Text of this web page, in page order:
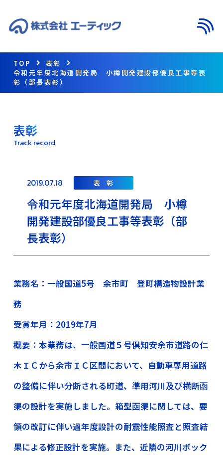
TOP
表彰
令和元年度北海道開発局 小樽開発建設部優良工事等表
彰（部長表彰）
表彰
Track record
2019.07.18 表 彰
令和元年度北海道開発局 小樽
開発建設部優良工事等表彰（部
長表彰）
業務名：一般国道5号 余市町 登町構造物設計業
務
受賞年月：2019年7月
概要：本業務は、一般国道５号倶知安余市道路の仁
木ＩＣから余市ＩＣ区間において、自動車専用道路
の整備に伴い分断される町道、準用河川及び横断函
渠の設計を実施しました。箱型函渠に関しては、要
領の改訂に伴い過年度設計の耐震性能照査と照査結
果による修正設計を実施。また、近隣の河川ボック